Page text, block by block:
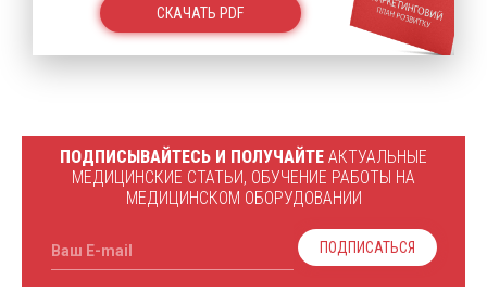
СКАЧАТЬ PDF
ПОДПИСЫВАЙТЕСЬ И ПОЛУЧАЙТЕ АКТУАЛЬНЫЕ
МЕДИЦИНСКИЕ СТАТЬИ, ОБУЧЕНИЕ РАБОТЫ НА
МЕДИЦИНСКОМ ОБОРУДОВАНИИ
Ваш E-mail ПОДПИСАТЬСЯ